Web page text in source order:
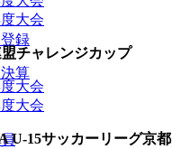
録
算
大会
チャレンジカップ
大会
大会
U-15サッカーリーグ京都